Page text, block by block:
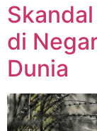
di
Dunia